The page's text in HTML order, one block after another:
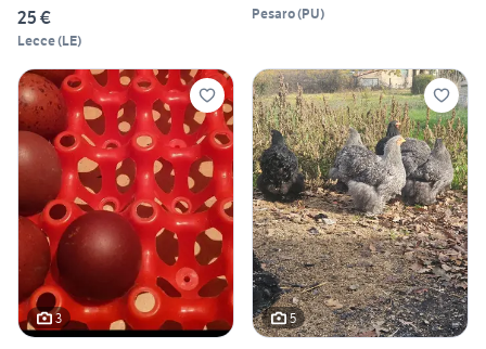
25 €
Lecce(LE)
Pesaro(PU)
3 5